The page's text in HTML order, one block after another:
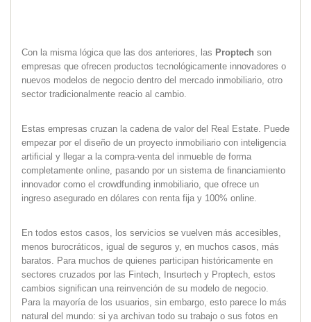
Con la misma lógica que las dos anteriores, las Proptech son
empresas que ofrecen productos tecnológicamente innovadores o
nuevos modelos de negocio dentro del mercado inmobiliario, otro
sector tradicionalmente reacio al cambio.
Estas empresas cruzan la cadena de valor del Real Estate. Puede
empezar por el diseño de un proyecto inmobiliario con inteligencia
artificial y llegar a la compra-venta del inmueble de forma
completamente online, pasando por un sistema de financiamiento
innovador como el crowdfunding inmobiliario, que ofrece un
ingreso asegurado en dólares con renta fija y 100% online.
En todos estos casos, los servicios se vuelven más accesibles,
menos burocráticos, igual de seguros y, en muchos casos, más
baratos. Para muchos de quienes participan históricamente en
sectores cruzados por las Fintech, Insurtech y Proptech, estos
cambios significan una reinvención de su modelo de negocio.
Para la mayoría de los usuarios, sin embargo, esto parece lo más
natural del mundo: si ya archivan todo su trabajo o sus fotos en